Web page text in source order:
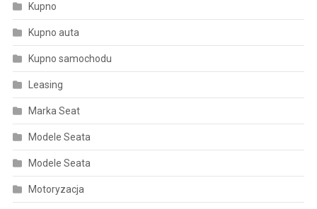
Kupno
Kupno auta
Kupno samochodu
Leasing
Marka Seat
Modele Seata
Modele Seata
Motoryzacja